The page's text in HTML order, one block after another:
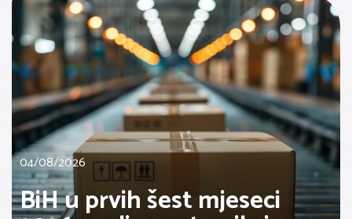
04/08/2026
BiH u prvih šest mjeseci